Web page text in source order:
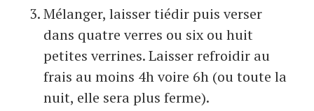
Mélanger, laisser tiédir puis verser
dans quatre verres ou six ou huit
petites verrines. Laisser refroidir au
frais au moins 4h voire 6h (ou toute la
nuit, elle sera plus ferme).